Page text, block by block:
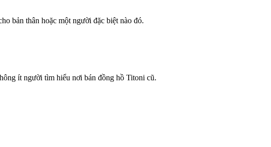
bản thân hoặc một người đặc biệt nào đó.
ít người tìm hiểu nơi bán đồng hồ Titoni cũ.